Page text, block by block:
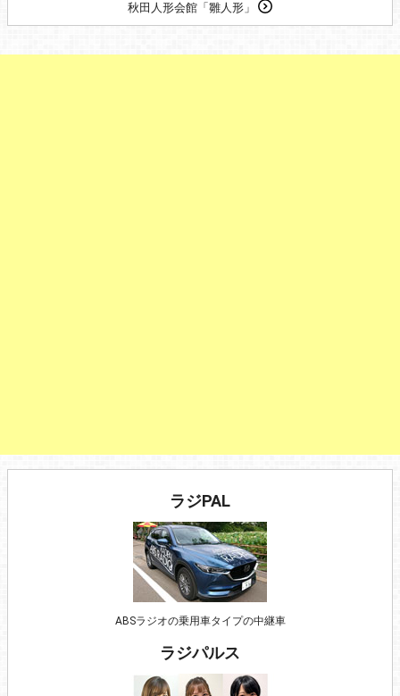
秋田人形会館「雛人形」
ラジPAL
ABSラジオの乗用車タイプの中継車
ラジパルス